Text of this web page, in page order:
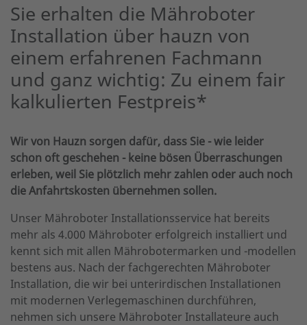
Sie erhalten die Mähroboter
Installation über hauzn von
einem erfahrenen Fachmann
und ganz wichtig: Zu einem fair
kalkulierten Festpreis*
Wir von Hauzn sorgen dafür, dass Sie - wie leider
schon oft geschehen - keine bösen Überraschungen
erleben, weil Sie plötzlich mehr zahlen oder auch noch
die Anfahrtskosten übernehmen sollen.
Unser Mähroboter Installationsservice hat bereits
mehr als 4.000 Mähroboter erfolgreich installiert und
kennt sich mit allen Mährobotermarken und -modellen
bestens aus. Nach der fachgerechten Mähroboter
Installation, die wir bei unterirdischen Installationen
mit modernen Verlegemaschinen durchführen,
nehmen sich unsere Mähroboter Installateure auch